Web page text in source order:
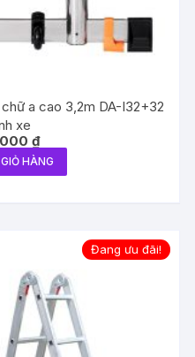
a cao 3,2m DA-I32+32
xe
₫
HÀNG
Đang ưu đãi!